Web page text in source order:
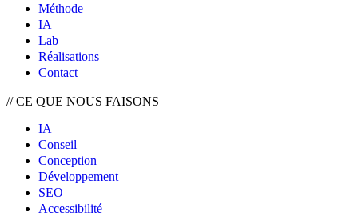
Méthode
IA
Lab
Réalisations
Contact
//CE QUE NOUS FAISONS
IA
Conseil
Conception
Développement
SEO
Accessibilité